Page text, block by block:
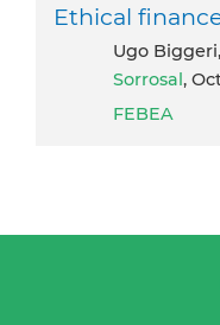
Ethical
Ugo Biggeri,
Sorrosal,
FEBEA